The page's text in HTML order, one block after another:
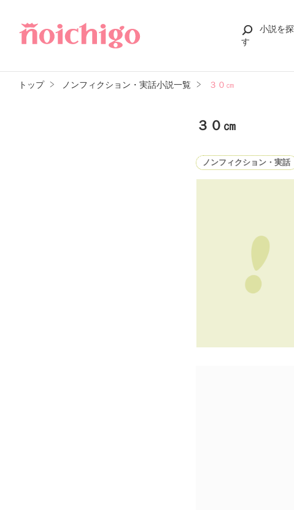
小説を探
す
トップ ノンフィクション・実話小説一覧 ３０㎝
３０㎝
ノンフィクション・実話